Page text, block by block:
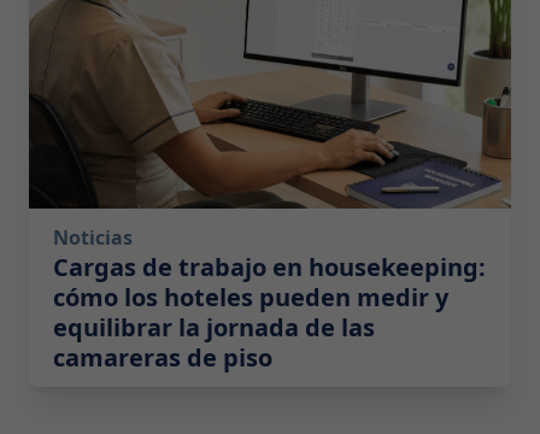
Noticias
Cargas de trabajo en housekeeping:
cómo los hoteles pueden medir y
equilibrar la jornada de las
camareras de piso